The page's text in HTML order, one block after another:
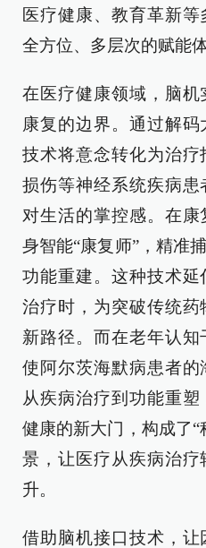
医疗健康、教育革新
全方位、多层次的赋能体
在医疗健康领域，脑
康复的边界。通过解
技术将意念转化为治
损伤等神经系统疾病
对生活的掌控感。在
身智能“康复师”，精准
功能重建。这种技术
治疗时，为突破传统药
新路径。而在老年认
使阿尔茨海默病患者的
从疾病治疗到功能重
健康的新大门，构成了“
景，让医疗从疾病治
升。
借助脑机接口技术，